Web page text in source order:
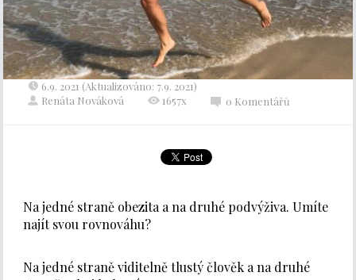
6.9. 2021 (Aktualizováno: 7.9. 2021)
Renáta Nováková
1657x 0 Komentářů
Na jedné straně obezita a na druhé podvýživa. Umíte
najít svou rovnováhu?
Na jedné straně viditelně tlustý člověk a na druhé